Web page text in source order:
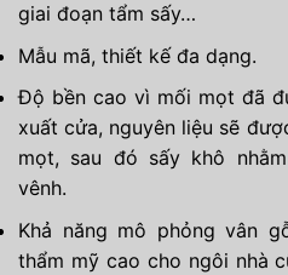
giai đoạn tẩm sấy…
Mẫu mã, thiết kế đa dạng.
Độ bền cao vì mối mọt đã
xuất cửa, nguyên liệu sẽ
mọt, sau đó sấy khô
vênh.
Khả năng mô phỏng vân
thẩm mỹ cao cho ngôi nhà